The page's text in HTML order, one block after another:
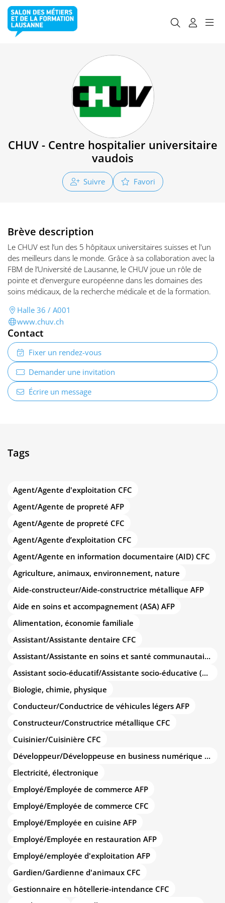
CHUV - Centre hospitalier universitaire
vaudois
Suivre Favori
Brève description
Le CHUV est l’un des 5 hôpitaux universitaires suisses et l'un
des meilleurs dans le monde. Grâce à sa collaboration avec la
FBM de l’Université de Lausanne, le CHUV joue un rôle de
pointe et d’envergure européenne dans les domaines des
soins médicaux, de la recherche médicale et de la formation.
Halle 36 / A001
www.chuv.ch
Contact
Fixer un rendez-vous
Demander une invitation
Écrire un message
Tags
Agent/Agente d'exploitation CFC
Agent/Agente de propreté AFP
Agent/Agente de propreté CFC
Agent/Agente d’exploitation CFC
Agent/Agente en information documentaire (AID) CFC
Agriculture, animaux, environnement, nature
Aide-constructeur/Aide-constructrice métallique AFP
Aide en soins et accompagnement (ASA) AFP
Alimentation, économie familiale
Assistant/Assistante dentaire CFC
Assistant/Assistante en soins et santé communautaire (ASSC) CFC
Assistant socio-éducatif/Assistante socio-éducative (ASE) CFC
Biologie, chimie, physique
Conducteur/Conductrice de véhicules légers AFP
Constructeur/Constructrice métallique CFC
Cuisinier/Cuisinière CFC
Développeur/Développeuse en business numérique CFC
Electricité, électronique
Employé/Employée de commerce AFP
Employé/Employée de commerce CFC
Employé/Employée en cuisine AFP
Employé/Employée en restauration AFP
Employé/employée d'exploitation AFP
Gardien/Gardienne d'animaux CFC
Gestionnaire en hôtellerie-intendance CFC